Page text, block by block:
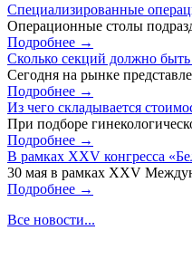
Специализированные
Операционные столы
Подробнее →
Сколько секций должно
Сегодня на рынке
Подробнее →
Из чего складывается
При подборе
Подробнее →
В рамках XXV конгресса
30 мая в рамках XXV
Подробнее →
Все новости...